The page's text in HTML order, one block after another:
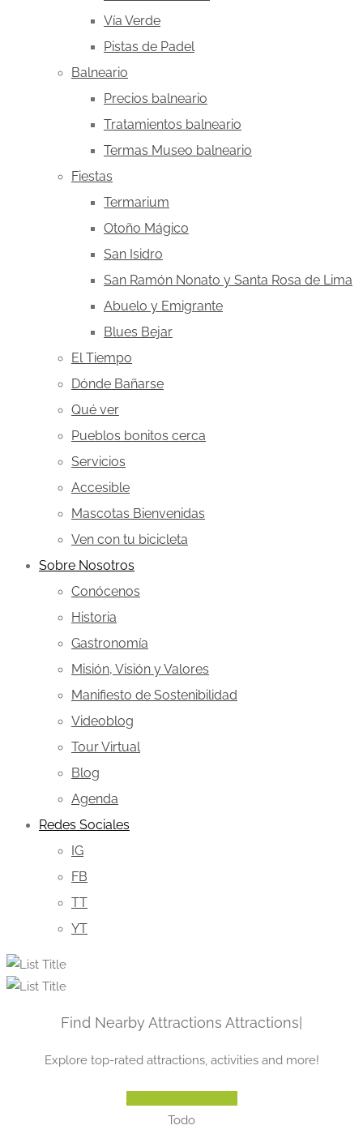
Vía Verde
Pistas de Padel
Balneario
Precios balneario
Tratamientos balneario
Termas Museo balneario
Fiestas
Termarium
Otoño Mágico
San Isidro
San Ramón Nonato y Santa Rosa de Lima
Abuelo y Emigrante
Blues Bejar
El Tiempo
Dónde Bañarse
Qué ver
Pueblos bonitos cerca
Servicios
Accesible
Mascotas Bienvenidas
Ven con tu bicicleta
Sobre Nosotros
Conócenos
Historia
Gastronomía
Misión, Visión y Valores
Manifiesto de Sostenibilidad
Videoblog
Tour Virtual
Blog
Agenda
Redes Sociales
IG
FB
TT
YT
Find Nearby AttractionsAttr|
Explore top-rated attractions, activities and more!
Todo